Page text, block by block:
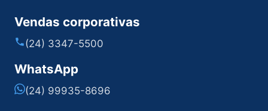
Vendas corporativas
(24) 3347-5500
WhatsApp
(24) 99935-8696